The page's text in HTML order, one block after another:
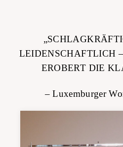
LEIDENSCHAFTLICH
EROBERT DIE
– Luxemburger